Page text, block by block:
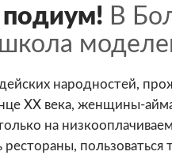
подиум! В
народностей,
ХХ века, женщины-
на
пользоваться